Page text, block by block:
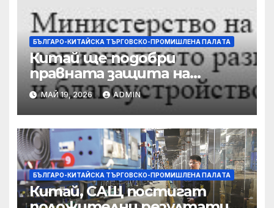
БЪЛГАРО-КИТАЙСКА ТЪРГОВСКО-ПРОМИШЛЕНА ПАЛAТА
Китай ще подобри
правната защита на
предприятията, ще се
съсредоточи върху
борбата с
корпоративната
престъпност
МАЙ 19, 2026 ADMIN
БЪЛГАРО-КИТАЙСКА ТЪРГОВСКО-ПРОМИШЛЕНА ПАЛAТА
Китай, САЩ постигат